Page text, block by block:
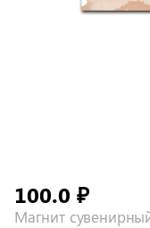
Магнит
100.0 ₽